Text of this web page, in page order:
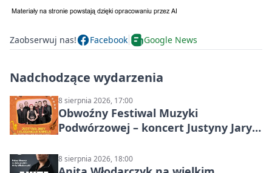
Zaobserwuj nas! Facebook Google News
Nadchodzące wydarzenia
8 sierpnia 2026, 17:00
Obwoźny Festiwal Muzyki
Podwórzowej – koncert Justyny Jary i
8 sierpnia 2026, 18:00